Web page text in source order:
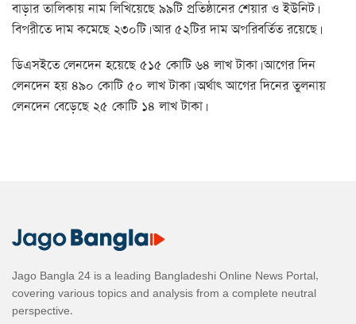
বাড়ার তালিকায় নাম লিখিয়েছে ৯৯টি প্রতিষ্ঠানের শেয়ার ও ইউনিট।
বিপরীতে দাম কমেছে ২৩০টি। আর ৫২টির দাম অপরিবর্তিত রয়েছে।
ডিএসইতে লেনদেন হয়েছে ৫১৫ কোটি ৬৪ লাখ টাকা। আগের দিন
লেনদেন হয় ৪৯০ কোটি ৫০ লাখ টাকা। অর্থাৎ আগের দিনের তুলনায়
লেনদেন বেড়েছে ২৫ কোটি ১৪ লাখ টাকা।
Jago Bangla 24 is a leading Bangladeshi Online News Portal,
covering various topics and analysis from a complete neutral
perspective.